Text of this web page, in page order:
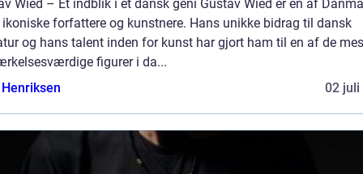
Wied – Et indblik i et dansk geni Gustav Wied er en af
forfattere og kunstnere. Hans unikke bidrag til dansk
og hans talent inden for kunst har gjort ham til en af de
figurer i da...
02 juli